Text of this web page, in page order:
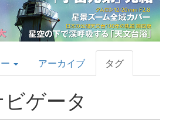
アーカイブ タグ
ゲータ